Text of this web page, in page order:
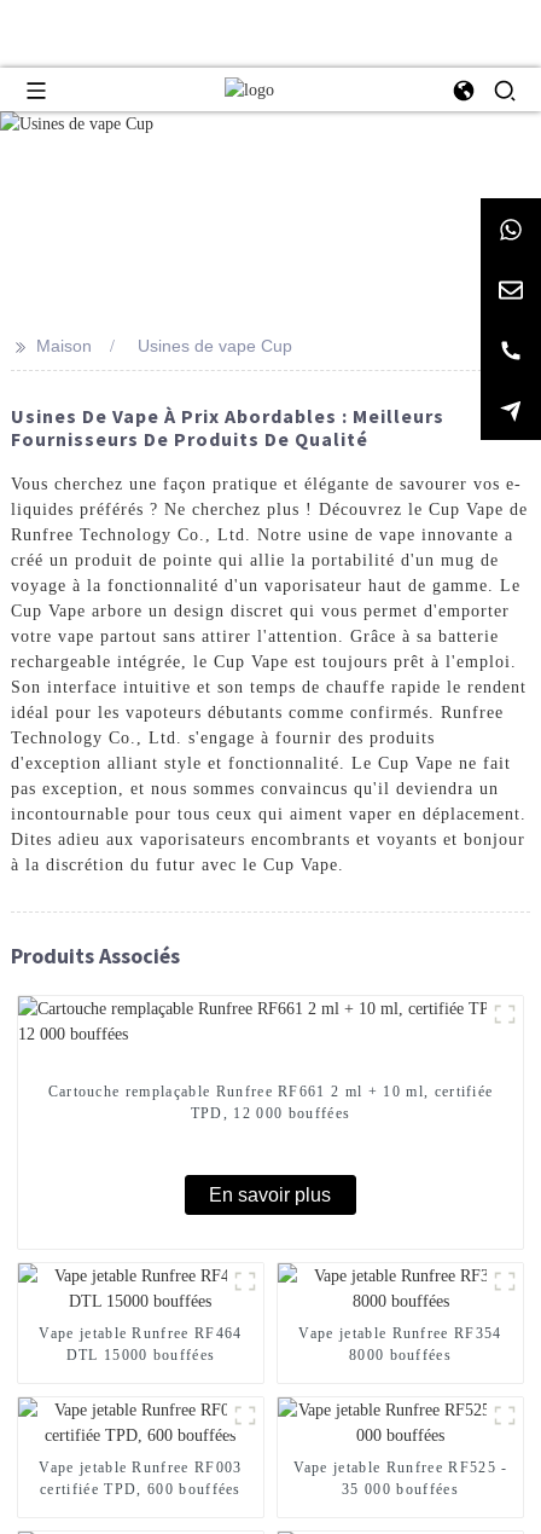
>> Maison Usines de vape Cup
Usines De Vape À Prix Abordables : Meilleurs
Fournisseurs De Produits De Qualité
Vous cherchez une façon pratique et élégante de savourer vos e-
liquides préférés ? Ne cherchez plus ! Découvrez le Cup Vape de
Runfree Technology Co., Ltd. Notre usine de vape innovante a
créé un produit de pointe qui allie la portabilité d'un mug de
voyage à la fonctionnalité d'un vaporisateur haut de gamme. Le
Cup Vape arbore un design discret qui vous permet d'emporter
votre vape partout sans attirer l'attention. Grâce à sa batterie
rechargeable intégrée, le Cup Vape est toujours prêt à l'emploi.
Son interface intuitive et son temps de chauffe rapide le rendent
idéal pour les vapoteurs débutants comme confirmés. Runfree
Technology Co., Ltd. s'engage à fournir des produits
d'exception alliant style et fonctionnalité. Le Cup Vape ne fait
pas exception, et nous sommes convaincus qu'il deviendra un
incontournable pour tous ceux qui aiment vaper en déplacement.
Dites adieu aux vaporisateurs encombrants et voyants et bonjour
à la discrétion du futur avec le Cup Vape.
Produits Associés
Cartouche remplaçable Runfree RF661 2 ml + 10 ml, certifiée
TPD, 12 000 bouffées
En savoir plus
Vape jetable Runfree RF464
DTL 15000 bouffées
Vape jetable Runfree RF354
8000 bouffées
Vape jetable Runfree RF003
certifiée TPD, 600 bouffées
Vape jetable Runfree RF525 -
35 000 bouffées